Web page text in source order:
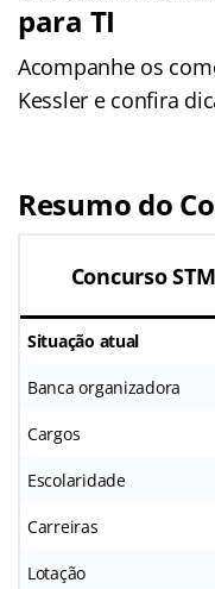
para TI
Acompanhe os
Kessler e confira
Resumo do
Concurso STM
Situação atual
Banca organizadora
Cargos
Escolaridade
Carreiras
Lotação